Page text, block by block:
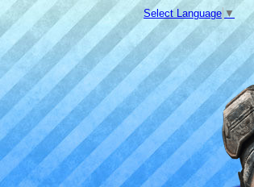
Select Language ▼